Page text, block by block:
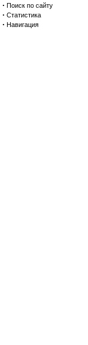
· Поиск по сайту
· Статистика
· Навигация